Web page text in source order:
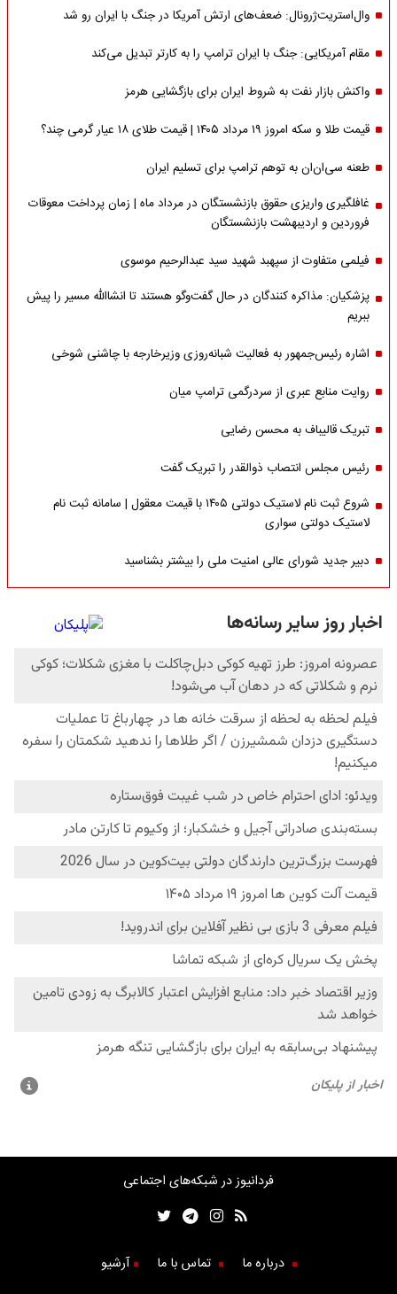
وال‌استریت‌ژرونال: ضعف‌های ارتش آمریکا در جنگ با ایران رو شد
مقام آمریکایی: جنگ با ایران ترامپ را به کارتر تبدیل می‌کند
واکنش بازار نفت به شروط ایران برای بازگشایی هرمز
قیمت طلا و سکه امروز ۱۹ مرداد ۱۴۰۵ | قیمت طلای ۱۸ عیار گرمی چند؟
طعنه سی‌ان‌ان به توهم ترامپ برای تسلیم ایران
غافلگیری واریزی حقوق بازنشستگان در مرداد ماه | زمان پرداخت معوقات
فروردین و اردیبهشت بازنشستگان
فیلمی متفاوت از سپهبد شهید سید عبدالرحیم موسوی
پزشکیان: مذاکره کنندگان در حال گفت‌وگو هستند تا انشاالله مسیر را پیش
ببریم
اشاره‌ رئیس‌جمهور به فعالیت شبانه‌روزی وزیر‌خارجه با چاشنی شوخی
روایت منابع عبری از سردرگمی ترامپ میان
تبریک قالیباف به محسن رضایی
رئیس مجلس انتصاب ذوالقدر را تبریک گفت
شروع ثبت نام لاستیک دولتی ۱۴۰۵ با قیمت معقول | سامانه ثبت نام
لاستیک دولتی سواری
دبیر جدید شورای عالی امنیت ملی را بیشتر بشناسید
فردانیوز در شبکه‌های اجتماعی
درباره ما تماس با ما آرشیو